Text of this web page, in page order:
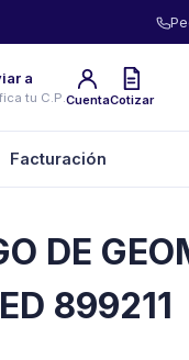
a
tu C.P.CuentaCotizar
Facturación
DE
899211